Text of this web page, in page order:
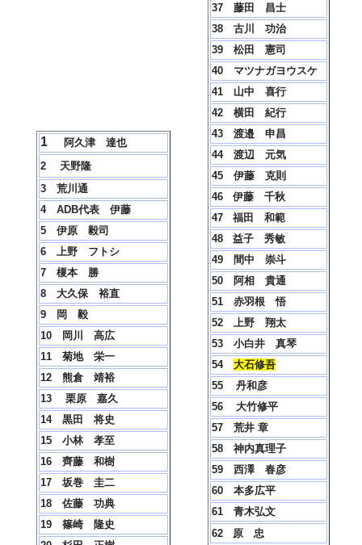
1
阿久津 達也
2 天野隆
3 荒川通
4 ADB代表 伊藤
5 伊原 毅司
6 上野 フトシ
7 榎本 勝
8 大久保 裕直
9 岡 毅
10 岡川 高広
11 菊地 栄一
12 熊倉 靖裕
13 栗原 嘉久
14 黒田 将史
15 小林 孝至
16 齊藤 和樹
17 坂巻 圭二
18 佐藤 功典
19 篠崎 隆史
37 藤田 昌士
38 古川 功治
39 松田 憲司
40 マツナガヨウスケ
41 山中 喜行
42 横田 紀行
43 渡邉 申昌
44 渡辺 元気
45 伊藤 克則
46 伊藤 千秋
47 福田 和範
48 益子 秀敏
49 間中 崇斗
50 阿相 貴通
51 赤羽根 悟
52 上野 翔太
53 小白井 真琴
54 大石修吾
55 丹和彦
56 大竹修平
57 荒井 章
58 神内真理子
59 西澤 春彦
60 本多広平
61 青木弘文
62 原 忠